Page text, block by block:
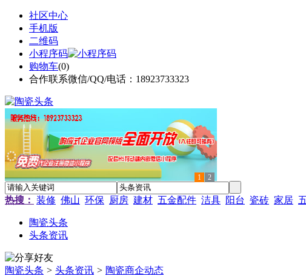
社区中心
手机版
二维码
小程序码
购物车(0)
合作联系微信/QQ/电话：18923733323
1 2
热搜： 装修 佛山 环保 厨房 建材 五金配件 洁具 阳台 瓷砖 家居
陶瓷头条
头条资讯
陶瓷头条 > 头条资讯 > 陶瓷商企动态